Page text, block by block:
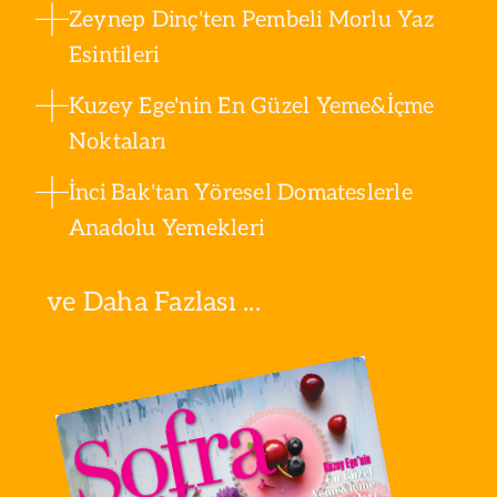
Zeynep Dinç'ten Pembeli Morlu Yaz
Esintileri
Kuzey Ege'nin En Güzel Yeme&İçme
Noktaları
İnci Bak'tan Yöresel Domateslerle
Anadolu Yemekleri
ve Daha Fazlası ...